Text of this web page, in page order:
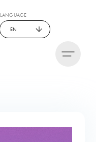
LANGUAGE
EN